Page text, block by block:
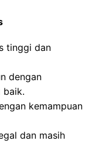
tinggi dan
dengan
baik.
kemampuan
dan masih